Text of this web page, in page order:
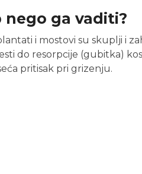
nego ga vaditi?
i mostovi su skuplji i
do resorpcije (gubitka)
pritisak pri grizenju.